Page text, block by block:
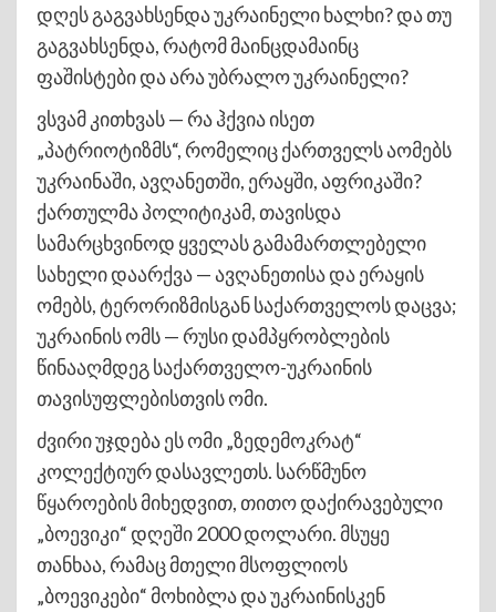
დღეს გაგვახსენდა უკრაინელი ხალხი? და თუ
გაგვახსენდა, რატომ მაინცდამაინც
ფაშისტები და არა უბრალო უკრაინელი?
ვსვამ კითხვას — რა ჰქვია ისეთ
„პატრიოტიზმს“, რომელიც ქართველს აომებს
უკრაინაში, ავღანეთში, ერაყში, აფრიკაში?
ქართულმა პოლიტიკამ, თავისდა
სამარცხვინოდ ყველას გამამართლებელი
სახელი დაარქვა — ავღანეთისა და ერაყის
ომებს, ტერორიზმისგან საქართველოს დაცვა;
უკრაინის ომს — რუსი დამპყრობლების
წინააღმდეგ საქართველო-უკრაინის
თავისუფლებისთვის ომი.
ძვირი უჯდება ეს ომი „ზედემოკრატ“
კოლექტიურ დასავლეთს. სარწმუნო
წყაროების მიხედვით, თითო დაქირავებული
„ბოევიკი“ დღეში 2000 დოლარი. მსუყე
თანხაა, რამაც მთელი მსოფლიოს
„ბოევიკები“ მოხიბლა და უკრაინისკენ